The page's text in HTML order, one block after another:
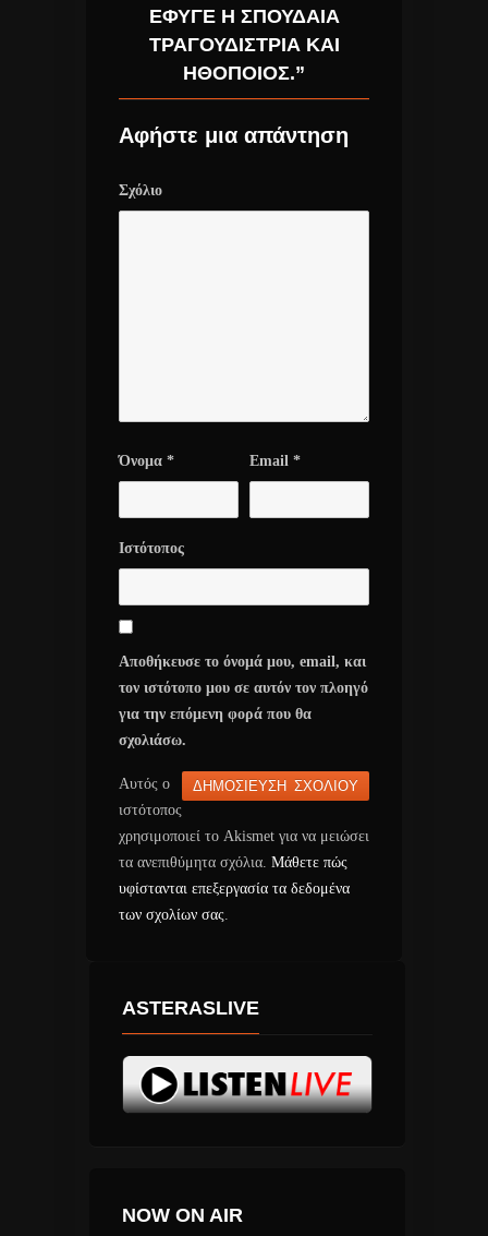
ΈΦΥΓΕ Η ΣΠΟΥΔΑΊΑ
ΤΡΑΓΟΥΔΊΣΤΡΙΑ ΚΑΙ
ΗΘΟΠΟΙΌΣ.”
Αφήστε μια απάντηση
Σχόλιο
Όνομα * Email *
Ιστότοπος
Αποθήκευσε το όνομά μου, email, και
τον ιστότοπο μου σε αυτόν τον πλοηγό
για την επόμενη φορά που θα
σχολιάσω.
Αυτός ο
ιστότοπος
χρησιμοποιεί το Akismet για να μειώσει
τα ανεπιθύμητα σχόλια. Μάθετε πώς
υφίστανται επεξεργασία τα δεδομένα
των σχολίων σας
ASTERASLIVE
NOW ON AIR